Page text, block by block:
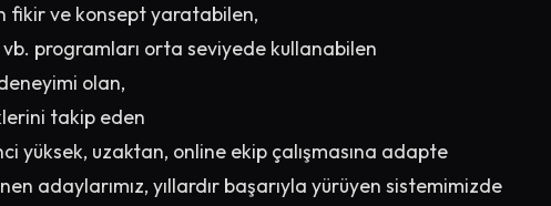
fikir ve konsept yaratabilen,
vb. programları orta seviyede kullanabilen
olan,
takip eden
yüksek, uzaktan, online ekip çalışmasına adapte
adaylarımız, yıllardır başarıyla yürüyen sistemimizde